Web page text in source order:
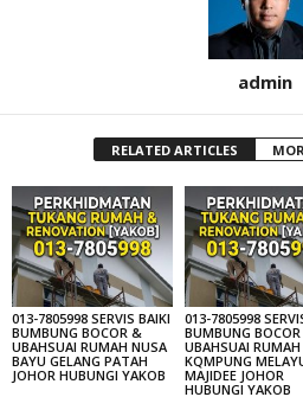
admin
RELATED ARTICLES
013-7805998 SERVIS BAIKI
BUMBUNG BOCOR &
UBAHSUAI RUMAH NUSA
BAYU GELANG PATAH
JOHOR HUBUNGI YAKOB
013-7805998
BUMBUNG BOCOR
UBAHSUAI RUMAH
KQMPUNG
MAJIDEE JOHOR
HUBUNGI YAKOB